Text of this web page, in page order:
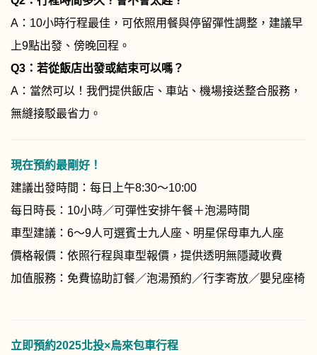
A：10小時行程最佳，可依照用餐與停留彈性調整，建議早
上9點出發、傍晚回程。
Q3 ：若從飯店出發或結束可以嗎？
A：當然可以！我們提供飯店、車站、機場接送整合服務，
無縫接駁最省力。
現在預約最剛好！
建議出發時間：每日上午8:30～10:00
每日時長：10小時／可彈性安排午餐＋泡湯時間
車型建議：6～9人可選賓士九人座、明星保母車九人座
價格報價：依照行程與車型報價，提供透明無隱藏收費
加值服務：免費協助訂餐／泡湯預約／行李寄放／嬰兒座椅
立即預約2025北投×烏來包車行程